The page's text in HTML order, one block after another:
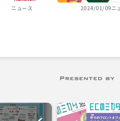
ニュース 2024/01/09ニ